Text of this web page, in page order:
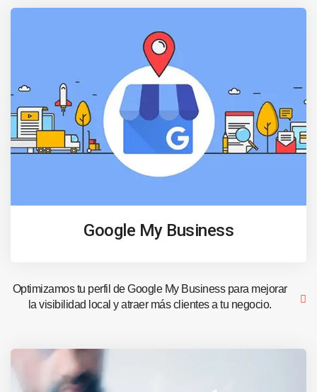
Google My Business
Optimizamos tu perfil de Google My Business para mejorar
la visibilidad local y atraer más clientes a tu negocio.